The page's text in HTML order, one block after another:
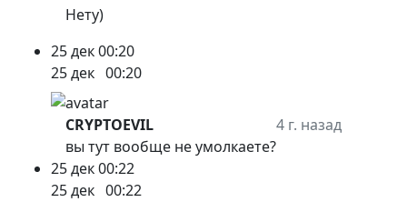
Нету)
25 дек00:20
25 дек 00:20
CRYPTOEVIL
вы тут вообще не умолкаете?
4 г. назад
25 дек00:22
25 дек 00:22